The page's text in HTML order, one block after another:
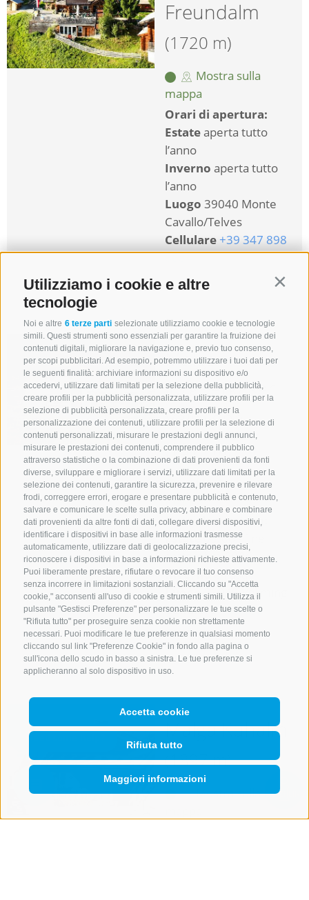
Utilizziamo i cookie e altre
tecnologie
Noi e altre 6 terze parti selezionate utilizziamo cookie e tecnologie
simili. Questi strumenti sono essenziali per garantire la fruizione dei
contenuti digitali, migliorare la navigazione e, previo tuo consenso,
per scopi pubblicitari. Ad esempio, potremmo utilizzare i tuoi dati per
le seguenti finalità: archiviare informazioni su dispositivo e/o
accedervi, utilizzare dati limitati per la selezione della pubblicità,
creare profili per la pubblicità personalizzata, utilizzare profili per la
selezione di pubblicità personalizzata, creare profili per la
personalizzazione dei contenuti, utilizzare profili per la selezione di
contenuti personalizzati, misurare le prestazioni degli annunci,
misurare le prestazioni dei contenuti, comprendere il pubblico
attraverso statistiche o la combinazione di dati provenienti da fonti
diverse, sviluppare e migliorare i servizi, utilizzare dati limitati per la
selezione dei contenuti, garantire la sicurezza, prevenire e rilevare
frodi, correggere errori, erogare e presentare pubblicità e contenuto,
salvare e comunicare le scelte sulla privacy, abbinare e combinare
dati provenienti da altre fonti di dati, collegare diversi dispositivi,
identificare i dispositivi in base alle informazioni trasmesse
automaticamente, utilizzare dati di geolocalizzazione precisi,
riconoscere i dispositivi in base a informazioni richieste attivamente.
Puoi liberamente prestare, rifiutare o revocare il tuo consenso
senza incorrere in limitazioni sostanziali. Cliccando su "Accetta
cookie," acconsenti all'uso di cookie e strumenti simili. Utilizza il
pulsante "Gestisci Preferenze" per personalizzare le tue scelte o
"Rifiuta tutto" per proseguire senza cookie non strettamente
necessari. Puoi modificare le tue preferenze in qualsiasi momento
cliccando sul link "Preferenze Cookie" in fondo alla pagina o
sull'icona dello scudo in basso a sinistra. Le tue preferenze si
applicheranno al solo dispositivo in uso.
Accetta cookie
Rifiuta tutto
Maggiori informazioni
Mostraricerca
Freundalm
(1720 m)
Mostra sulla
mappa
Orari di apertura:
Estateaperta tutto
l’anno
Inverno aperta tutto
l’anno
Luogo 39040 Monte
Cavallo/Telves
Cellulare+39 347 898
6684
dettagli
Malga
Jörgnerkaser
Valmigna
(1814 m)
Mostra sulla
mappa
Orari di apertura:
Estate 05/06 - fine
settembre 2026
Invernochiusa
Luogo 39049 Vallming
Cellulare +39 333
2259558
dettagli
Malga Kuhalm
(1897 m)
Mostra sulla QUICKLINKS